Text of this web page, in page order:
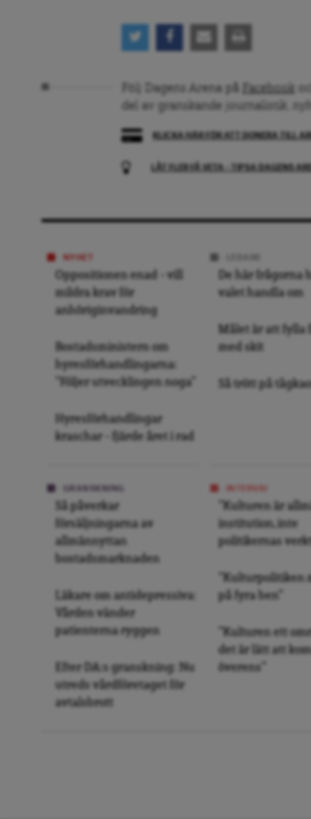
Följ Dagens Arena på Facebook
del av granskande journalistik,
LÅT FLER FÅ VETA – TIPSA DAGENS
NYHET
Oppositionen enad – vill
mildra krav för
anhöriginvandring
Bostadsministern om
hyresförhandlingarna:
”Följer utvecklingen noga”
Hyresförhandlingar
kraschar – fjärde året i rad
De här frågorna
valet handla om
Målet är att fylla
med skit
Så trött på
Så påverkar
försäljningarna av
allmännyttan
bostadsmarknaden
Läkare om antidepressiva:
Vården vänder
patienterna ryggen
Efter DA:s granskning: Nu
utreds vårdföretaget för
avtalsbrott
”Kulturen är
institution, inte
politikernas
”Kulturpolitiken
på fyra ben”
”Kulturen ett
det är lätt att
överens”